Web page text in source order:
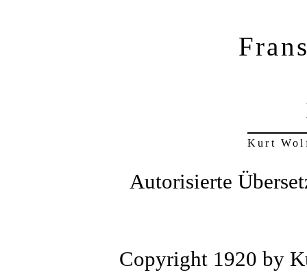
Kurt
Autorisierte
Copyright 1920 by